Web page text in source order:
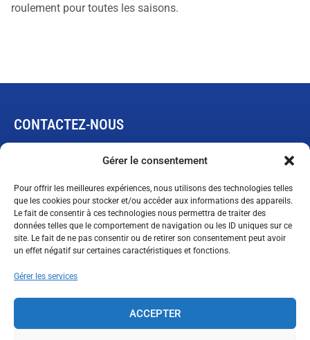
Gérer le consentement
Pour offrir les meilleures expériences, nous utilisons des technologies telles
que les cookies pour stocker et/ou accéder aux informations des appareils.
Le fait de consentir à ces technologies nous permettra de traiter des
données telles que le comportement de navigation ou les ID uniques sur ce
site. Le fait de ne pas consentir ou de retirer son consentement peut avoir
un effet négatif sur certaines caractéristiques et fonctions.
Gérer les services
ACCEPTER
roulement pour toutes les saisons.
CONTACTEZ-NOUS
Rimouski, Québec G5M 1B4
Demande de garantie limitée
ventes@technopneu.com
SUIVEZ-NOUS